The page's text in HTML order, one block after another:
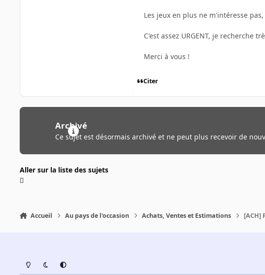
Les jeux en plus ne m'intéresse
C'est assez URGENT, je recherche
Merci à vous !
Citer
Archivé
Ce sujet est désormais archivé et ne peut plus recevoir de
Aller sur la liste des sujets
Accueil Au pays de l'occasion Achats, Ventes et Estimations [ACH]
Light ModeDark ModeSystem Preference